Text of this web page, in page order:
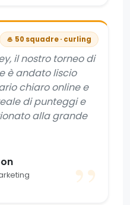
🥌 50 squadre · curling
il nostro torneo di
è andato liscio
chiaro online e
di punteggi e
alla grande